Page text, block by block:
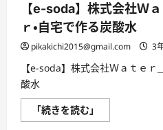
【e-soda】株式会社Ｗ
ｒ・自宅で作る炭酸水
pikakichi2015@gmail.com 3
【e-soda】株式会社Ｗａｔｅｒ
酸水
「続きを読む」
soda】